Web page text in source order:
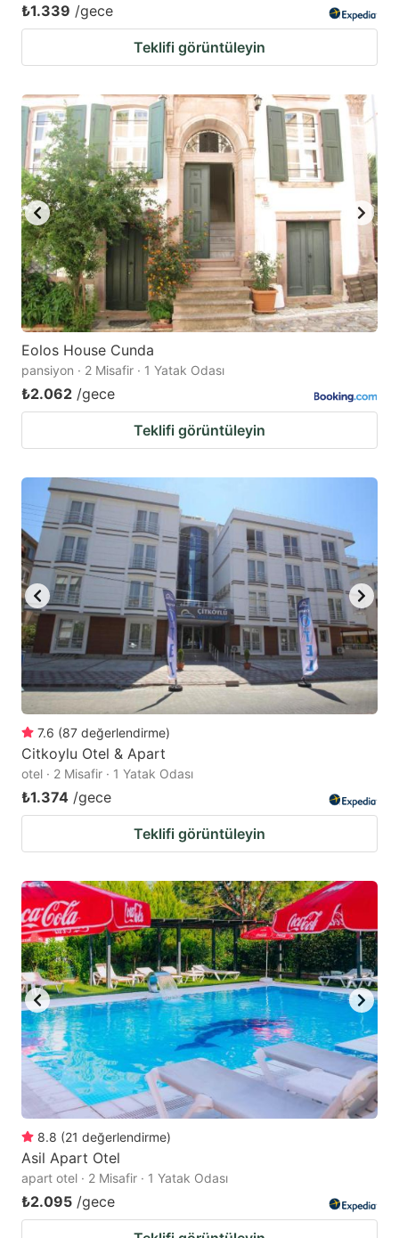
₺1.339 /gece
Teklifi görüntüleyin
Eolos House Cunda
pansiyon · 2 Misafir · 1 Yatak Odası
₺2.062 /gece
Teklifi görüntüleyin
7.6 (87 değerlendirme)
Citkoylu Otel & Apart
otel · 2 Misafir · 1 Yatak Odası
₺1.374 /gece
Teklifi görüntüleyin
8.8 (21 değerlendirme)
Asil Apart Otel
apart otel · 2 Misafir · 1 Yatak Odası
₺2.095 /gece